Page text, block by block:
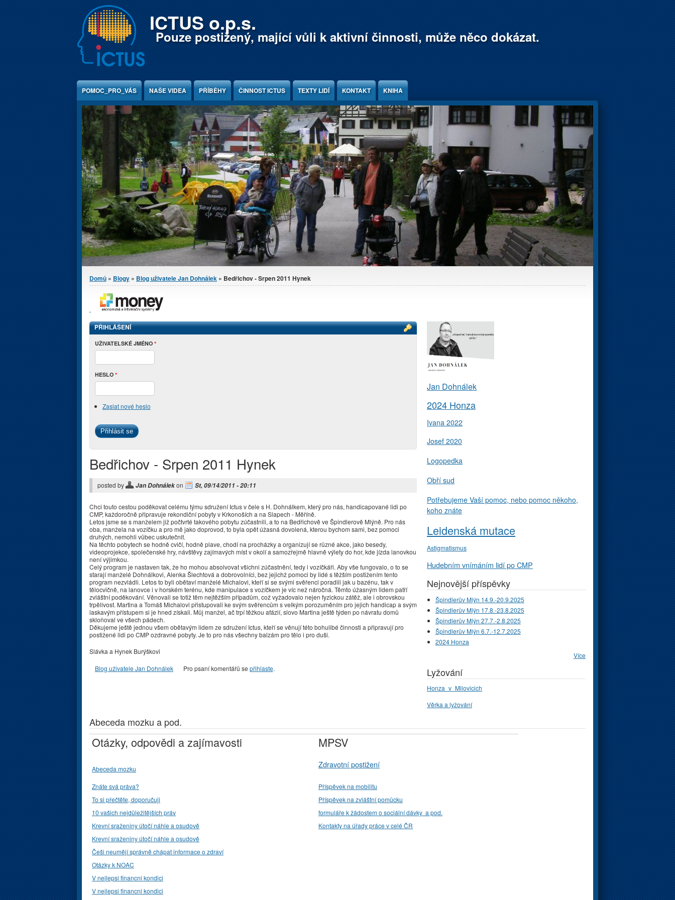
ICTUS o.p.s.
Pouze postižený, mající vůli k aktivní činnosti, může něco dokázat.
POMOC_PRO_VÁS NAŠE VIDEA PŘÍBĚHY ČINNOST ICTUS TEXTY LIDÍ KONTAKT KNIHA
Jste zde
Domů » Blogy » Blog uživatele Jan Dohnálek » Bedřichov - Srpen 2011 Hynek
PŘIHLÁŠENÍ
UŽIVATELSKÉ JMÉNO *
HESLO *
Zaslat nové heslo
Bedřichov - Srpen 2011 Hynek
posted by Jan Dohnálekon St, 09/14/2011 - 20:11
Chci touto cestou poděkovat celému týmu sdružení Ictus v čele s H. Dohnálkem, který pro nás, handicapované lidi po
CMP, každoročně připravuje rekondiční pobyty v Krkonoších a na Slapech - Měříně.
Letos jsme se s manželem již počtvrté takového pobytu zúčastnili, a to na Bedřichově ve Špindlerově Mlýně. Pro nás
oba, manžela na vozíčku a pro mě jako doprovod, to byla opět úžasná dovolená, kterou bychom sami, bez pomoci
druhých, nemohli vůbec uskutečnit.
Na těchto pobytech se hodně cvičí, hodně plave, chodí na procházky a organizují se různé akce, jako besedy,
videoprojekce, společenské hry, návštěvy zajímavých míst v okolí a samozřejmě hlavně výlety do hor, kde jízda lanovkou
není výjimkou.
Celý program je nastaven tak, že ho mohou absolvovat všichni zúčastnění, tedy i vozíčkáři. Aby vše fungovalo, o to se
starají manželé Dohnálkovi, Alenka Šlechtová a dobrovolníci, bez jejichž pomoci by lidé s těžším postižením tento
program nezvládli. Letos to byli obětaví manželé Michalovi, kteří si se svými svěřenci poradili jak u bazénu, tak v
tělocvičně, na lanovce i v horském terénu, kde manipulace s vozíčkem je víc než náročná. Těmto úžasným lidem patří
zvláštní poděkování. Věnovali se totiž těm nejtěžším případům, což vyžadovalo nejen fyzickou zátěž, ale i obrovskou
trpělivost. Martina a Tomáš Michalovi přistupovali ke svým svěřencům s velkým porozuměním pro jejich handicap a svým
laskavým přístupem si je hned získali. Můj manžel, ač trpí těžkou afázií, slovo Martina ještě týden po návratu domů
skloňoval ve všech pádech.
Děkujeme ještě jednou všem obětavým lidem ze sdružení Ictus, kteří se věnují této bohulibé činnosti a připravují pro
postižené lidi po CMP ozdravné pobyty. Je to pro nás všechny balzám pro tělo i pro duši.
Slávka a Hynek Burýškovi
Blog uživatele Jan Dohnálek
Pro psaní komentářů se přihlaste.
Jan Dohnálek
2024 Honza
Ivana 2022
Josef 2020
Logopedka
Obří sud
Potřebujeme Vaší pomoc, nebo pomoc někoho,
koho znáte
Leidenská mutace
Astigmatismus
Hudebním vnímáním lidí po CMP
Nejnovější příspěvky
Špindlerův Mlýn 14.9.-20.9.2025
Špindlerův Mlýn 17.8.-23.8.2025
Špindlerův Mlýn 27.7.-2.8.2025
Špindlerův Mlýn 6.7.-12.7.2025
2024 Honza
Více
Lyžování
Honza_v_Milovicich
Věrka a lyžování
Abeceda mozku a pod.
Otázky, odpovědi a zajímavosti MPSV
Abeceda mozku Zdravotní postižení
Znáte svá práva?
Příspěvek na mobilitu
To si přečtěte, doporučuji
Příspěvek na zvláštní pomůcku
10 vašich nejdůležitějších práv
formuláře k žádostem o sociální dávky a pod.
Krevní sraženiny útočí náhle a osudově
Kontakty na úřady práce v celé ČR
Krevní sraženiny útočí náhle a osudově
Češi neumějí správně chápat informace o zdraví
Otázky k NOAC
V nejlepsi financni kondici
V nejlepsi financni kondici